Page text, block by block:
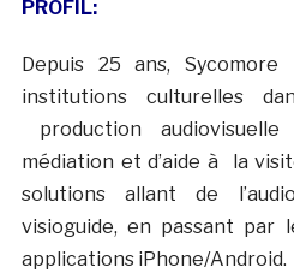
PROFIL:
Depuis 25 ans,
institutions culturelles
production
médiation et d’aide à la
solutions allant de
visioguide, en passant par
applications iPhone/Android.